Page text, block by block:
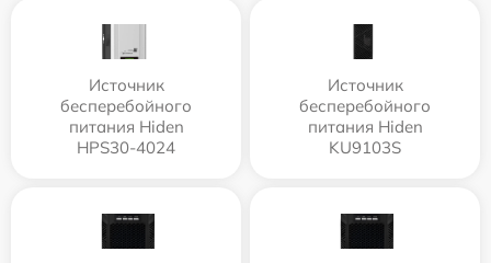
Источник
бесперебойного
питания Hiden
HPS30-4024
Источник
бесперебойного
питания Hiden
KU9103S